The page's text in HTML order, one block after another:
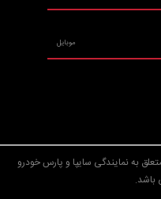
به نمایندگی سایپا و پارس خودرو
باشد.